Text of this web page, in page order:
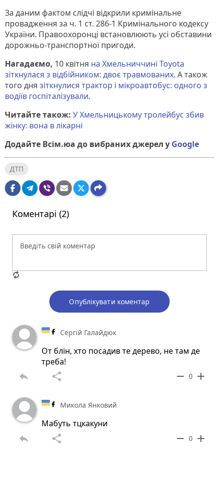
За даним фактом слідчі відкрили кримінальне
провадження за ч. 1 ст. 286-1 Кримінального кодексу
України. Правоохоронці встановлюють усі обставини
дорожньо-транспортної пригоди.
Нагадаємо, 10 квітня на Хмельниччині Toyota
зіткнулася з відбійником: двоє травмованих. А також
того дня зіткнулися трактор і мікроавтобус: одного з
водіїв госпіталізували.
Читайте також: У Хмельницькому тролейбус збив
жінку: вона в лікарні
Додайте Всім.юа до вибраних джерел у Google
ДТП
Коментарі (2)
Опублікувати коментар
Сергій Галайдюк
От блін, хто посадив те дерево, не там де
треба!
reply share remove 0 add
Микола Янковий
Мабуть тцкакуни
reply share remove 0 add